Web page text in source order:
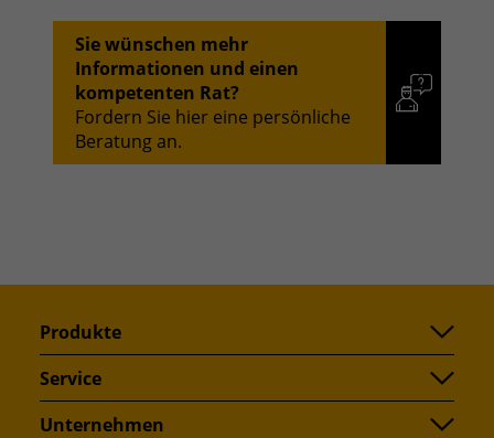
Sie wünschen mehr
Informationen und einen
kompetenten Rat?
Fordern Sie hier eine persönliche
Beratung an.
Produkte
Service
Unternehmen